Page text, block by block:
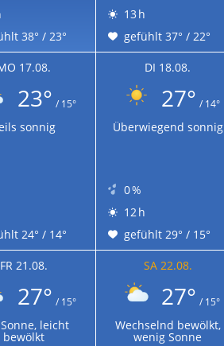
38° / 23°
13 h
gefühlt 37° / 22°
17.08.
23° / 15°
sonnig
24° / 14°
DI 18.08.
27° / 14°
Überwiegend sonnig
0 %
12 h
gefühlt 29° / 15°
FR 21.08.
27° / 15°
leicht
bewölkt
SA 22.08.
27° / 15°
Wechselnd bewölkt,
wenig Sonne